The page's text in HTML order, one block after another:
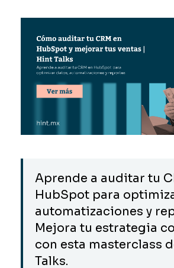
Aprende a auditar tu
HubSpot para
automatizaciones y
Mejora tu estrategia
con esta masterclass
Talks.